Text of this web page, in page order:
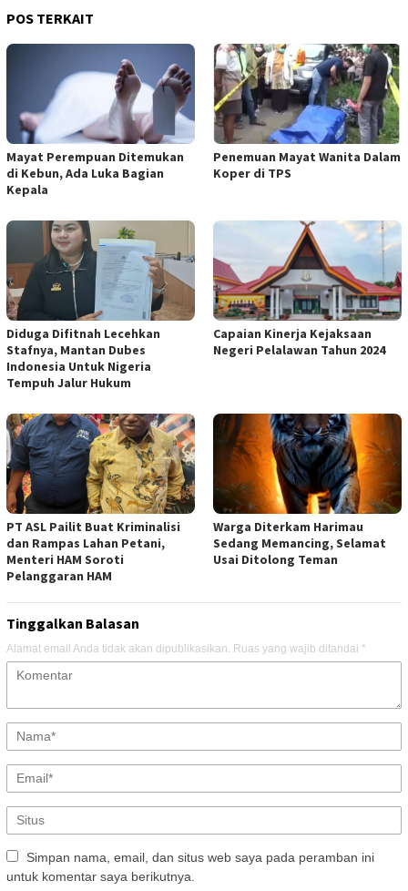
POS TERKAIT
Mayat Perempuan Ditemukan
di Kebun, Ada Luka Bagian
Kepala
Penemuan Mayat Wanita Dalam
Koper di TPS
Diduga Difitnah Lecehkan
Stafnya, Mantan Dubes
Indonesia Untuk Nigeria
Tempuh Jalur Hukum
Capaian Kinerja Kejaksaan
Negeri Pelalawan Tahun 2024
PT ASL Pailit Buat Kriminalisi
dan Rampas Lahan Petani,
Menteri HAM Soroti
Pelanggaran HAM
Warga Diterkam Harimau
Sedang Memancing, Selamat
Usai Ditolong Teman
Tinggalkan Balasan
Alamat email Anda tidak akan dipublikasikan. Ruas yang wajib ditandai *
Simpan nama, email, dan situs web saya pada peramban ini
untuk komentar saya berikutnya.